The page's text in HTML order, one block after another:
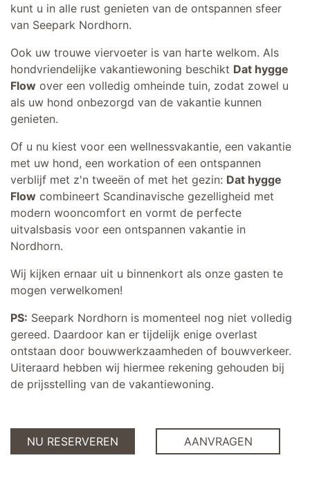
kunt u in alle rust genieten van de ontspannen sfeer
van Seepark Nordhorn.
Ook uw trouwe viervoeter is van harte welkom. Als
hondvriendelijke vakantiewoning beschikt Dat hygge
Flow over een volledig omheinde tuin, zodat zowel u
als uw hond onbezorgd van de vakantie kunnen
genieten.
Of u nu kiest voor een wellnessvakantie, een vakantie
met uw hond, een workation of een ontspannen
verblijf met z'n tweeën of met het gezin: Dat hygge
Flow combineert Scandinavische gezelligheid met
modern wooncomfort en vormt de perfecte
uitvalsbasis voor een ontspannen vakantie in
Nordhorn.
Wij kijken ernaar uit u binnenkort als onze gasten te
mogen verwelkomen!
PS: Seepark Nordhorn is momenteel nog niet volledig
gereed. Daardoor kan er tijdelijk enige overlast
ontstaan door bouwwerkzaamheden of bouwverkeer.
Uiteraard hebben wij hiermee rekening gehouden bij
de prijsstelling van de vakantiewoning.
NU RESERVEREN AANVRAGEN